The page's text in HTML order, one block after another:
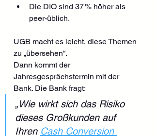
Die DIO sind 37 % höher als
peer-üblich.
UGB macht es leicht, diese Themen
zu „übersehen“.
Dann kommt der
Jahresgesprächstermin mit der
Bank. Die Bank fragt:
„Wie wirkt sich das Risiko
dieses Großkunden auf
Ihren Cash Conversion